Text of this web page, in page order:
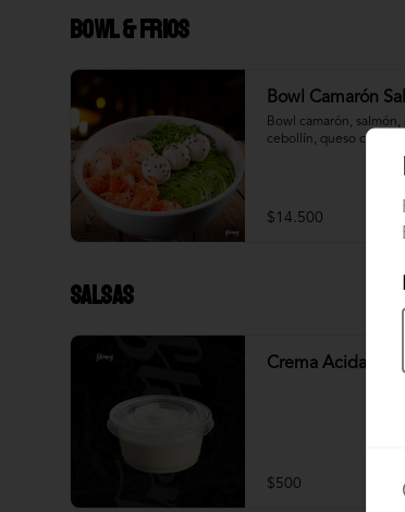
Bowl & frios
Bowl Camarón
Bowl camarón, salmón,
cebollín, queso crema.
$14.500
Salsas
Crema Acida
$500